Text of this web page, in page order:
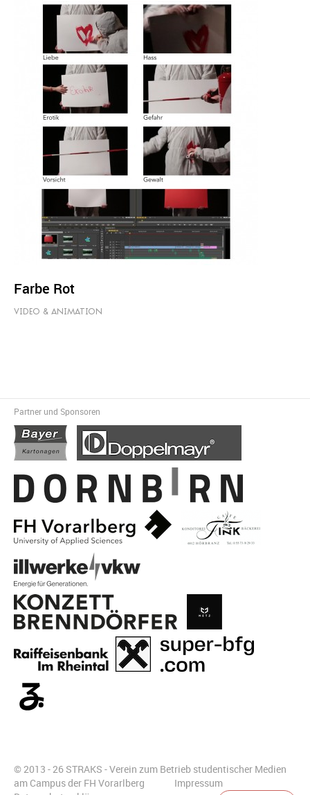
Farbe Rot
VIDEO & ANIMATION
Partner und Sponsoren
© 2013 - 26 STRAKS - Verein zum Betrieb studentischer Medien
am Campus der FH Vorarlberg
Impressum